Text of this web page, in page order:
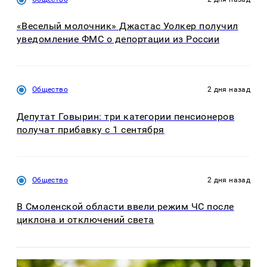
«Веселый молочник» Джастас Уолкер получил
уведомление ФМС о депортации из России
Общество 2 дня назад
Депутат Говырин: три категории пенсионеров
получат прибавку с 1 сентября
Общество 2 дня назад
В Смоленской области ввели режим ЧС после
циклона и отключений света